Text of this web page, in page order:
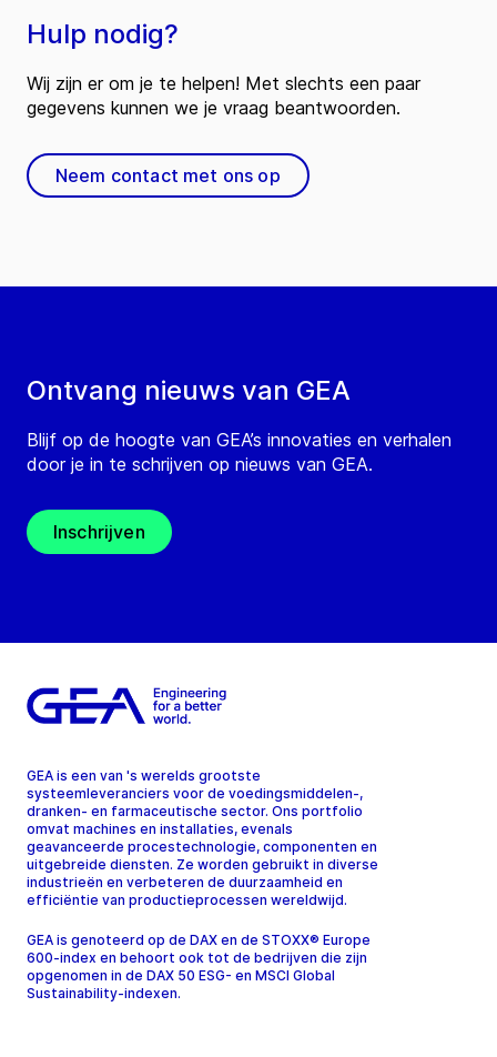
Ontvang nieuws van GEA
Blijf op de hoogte van GEA’s innovaties en verhalen
door je in te schrijven op nieuws van GEA.
Inschrijven
Hulp nodig?
Wij zijn er om je te helpen! Met slechts een paar
gegevens kunnen we je vraag beantwoorden.
Neem contact met ons op
GEA is een van 's werelds grootste
systeemleveranciers voor de voedingsmiddelen-,
dranken- en farmaceutische sector. Ons portfolio
omvat machines en installaties, evenals
geavanceerde procestechnologie, componenten en
uitgebreide diensten. Ze worden gebruikt in diverse
industrieën en verbeteren de duurzaamheid en
efficiëntie van productieprocessen wereldwijd.
GEA is genoteerd op de DAX en de STOXX® Europe
600-index en behoort ook tot de bedrijven die zijn
opgenomen in de DAX 50 ESG- en MSCI Global
Sustainability-indexen.